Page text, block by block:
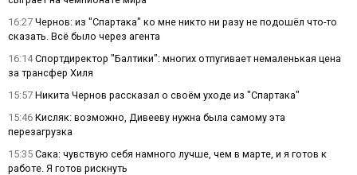
16:27 Чернов: из "Спартака" ко мне никто ни разу не подошёл что-то
сказать. Всё было через агента
16:14 Спортдиректор "Балтики": многих отпугивает немаленькая цена
за трансфер Хиля
15:57 Никита Чернов рассказал о своём уходе из "Спартака"
15:46 Кисляк: возможно, Дивееву нужна была самому эта
перезагрузка
15:35 Сака: чувствую себя намного лучше, чем в марте, и я готов к
работе. Я готов рискнуть